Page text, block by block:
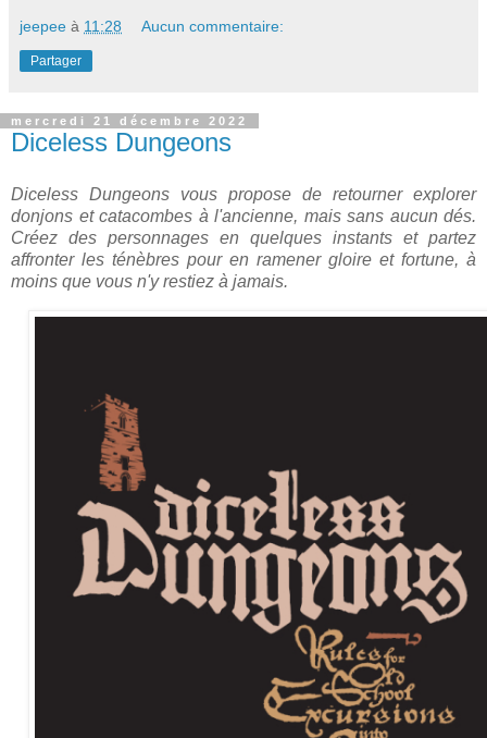
jeepee à 11:28 Aucun commentaire:
Partager
mercredi 21 décembre 2022
Diceless Dungeons
Diceless Dungeons vous propose de retourner explorer
donjons et catacombes à l'ancienne, mais sans aucun dés.
Créez des personnages en quelques instants et partez
affronter les ténèbres pour en ramener gloire et fortune, à
moins que vous n'y restiez à jamais.